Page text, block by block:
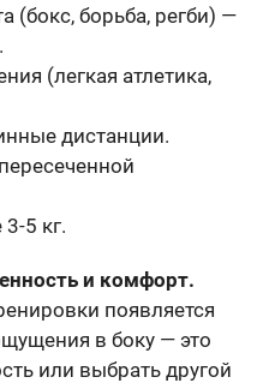
(бокс, борьба, регби) —
(легкая атлетика,
дистанции.
5 кг.
и комфорт.
появляется
в боку — это
или выбрать другой